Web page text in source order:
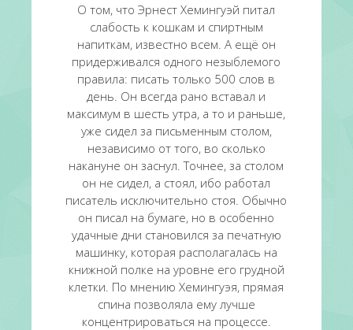
О том, что Эрнест Хемингуэй питал
слабость к кошкам и спиртным
напиткам, известно всем. А ещё он
придерживался одного незыблемого
правила: писать только 500 слов в
день. Он всегда рано вставал и
максимум в шесть утра, а то и раньше,
уже сидел за письменным столом,
независимо от того, во сколько
накануне он заснул. Точнее, за столом
он не сидел, а стоял, ибо работал
писатель исключительно стоя. Обычно
он писал на бумаге, но в особенно
удачные дни становился за печатную
машинку, которая располагалась на
книжной полке на уровне его грудной
клетки. По мнению Хемингуэя, прямая
спина позволяла ему лучше
концентрироваться на процессе.